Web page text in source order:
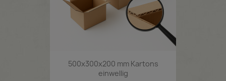
500x300x200 mm Kartons
einwellig